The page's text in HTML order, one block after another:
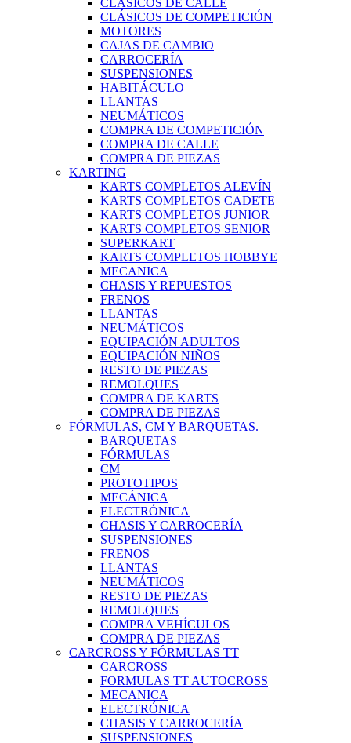
CLÁSICOS DE CALLE
CLÁSICOS DE COMPETICIÓN
MOTORES
CAJAS DE CAMBIO
CARROCERÍA
SUSPENSIONES
HABITÁCULO
LLANTAS
NEUMÁTICOS
COMPRA DE COMPETICIÓN
COMPRA DE CALLE
COMPRA DE PIEZAS
KARTING
KARTS COMPLETOS ALEVÍN
KARTS COMPLETOS CADETE
KARTS COMPLETOS JUNIOR
KARTS COMPLETOS SENIOR
SUPERKART
KARTS COMPLETOS HOBBYE
MECANICA
CHASIS Y REPUESTOS
FRENOS
LLANTAS
NEUMÁTICOS
EQUIPACIÓN ADULTOS
EQUIPACIÓN NIÑOS
RESTO DE PIEZAS
REMOLQUES
COMPRA DE KARTS
COMPRA DE PIEZAS
FÓRMULAS, CM Y BARQUETAS.
BARQUETAS
FÓRMULAS
CM
PROTOTIPOS
MECÁNICA
ELECTRÓNICA
CHASIS Y CARROCERÍA
SUSPENSIONES
FRENOS
LLANTAS
NEUMÁTICOS
RESTO DE PIEZAS
REMOLQUES
COMPRA VEHÍCULOS
COMPRA DE PIEZAS
CARCROSS Y FÓRMULAS TT
CARCROSS
FORMULAS TT AUTOCROSS
MECANICA
ELECTRÓNICA
CHASIS Y CARROCERÍA
SUSPENSIONES